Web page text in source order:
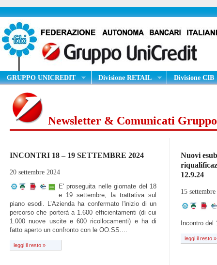
GRUPPO UNICREDIT Divisione RETAIL Divisione CIB
Newsletter & Comunicati
INCONTRI 18 – 19 SETTEMBRE 2024
20 settembre 2024
E' proseguita nelle giornate del 18
e 19 settembre, la trattativa sul
piano esodi. L’Azienda ha confermato l'inizio di un
percorso che porterà a 1.600 efficientamenti (di cui
1.000 nuove uscite e 600 ricollocamenti) e ha di
fatto aperto un confronto con le OO.SS....
leggi il resto »
Nuovi
12.9.24
15
Incontro del
leggi il resto »